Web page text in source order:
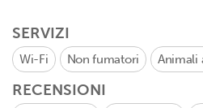
SERVIZI
Wi-Fi Non fumatori Animali
RECENSIONI